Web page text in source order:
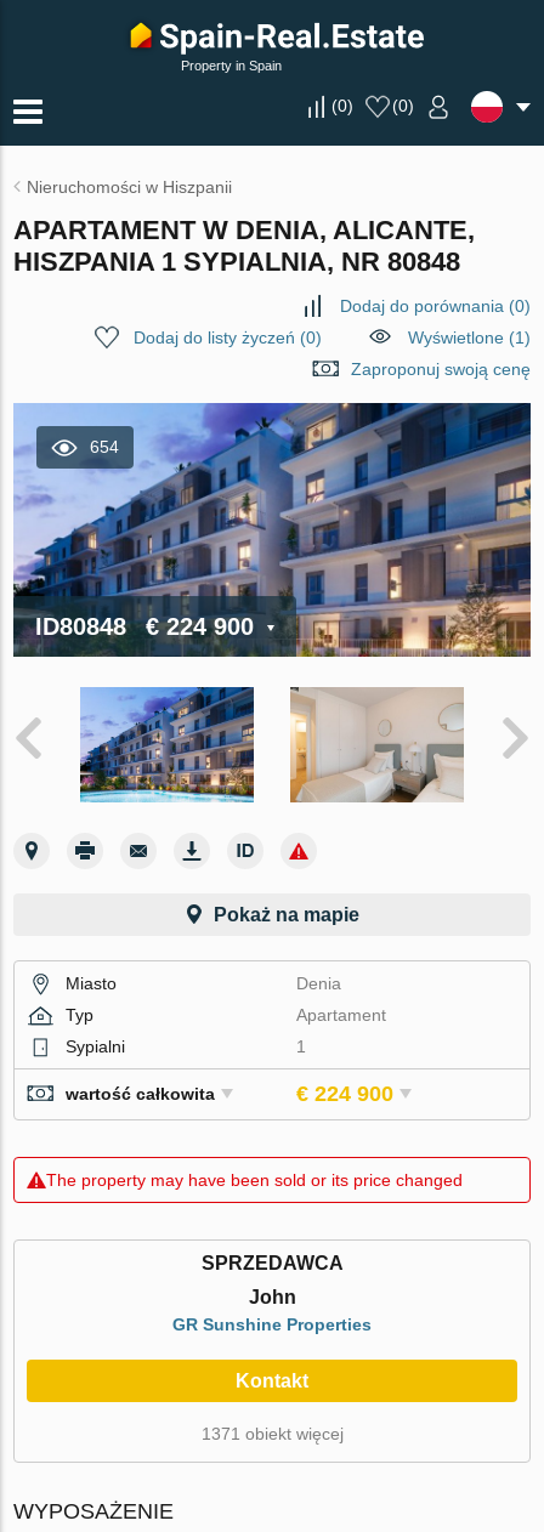
Property in Spain
(0) (0)
Nieruchomości w Hiszpanii
APARTAMENT W DENIA, ALICANTE,
HISZPANIA 1 SYPIALNIA, NR 80848
Dodaj do porównania (0)
Dodaj do listy życzeń (0)
Wyświetlone (1)
Zaproponuj swoją cenę
654
ID80848 € 224 900
Pokaż na mapie
Miasto
Denia
Typ
Apartament
Sypialni
1
wartość całkowita € 224 900
The property may have been sold or its price changed
SPRZEDAWCA
John
GR Sunshine Properties
Kontakt
1371 obiekt więcej
WYPOSAŻENIE